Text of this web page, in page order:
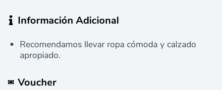
Información Adicional
Recomendamos llevar ropa cómoda y calzado
apropiado.
Voucher